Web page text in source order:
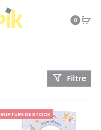
0
Filtre
RUPTURE DE STOCK